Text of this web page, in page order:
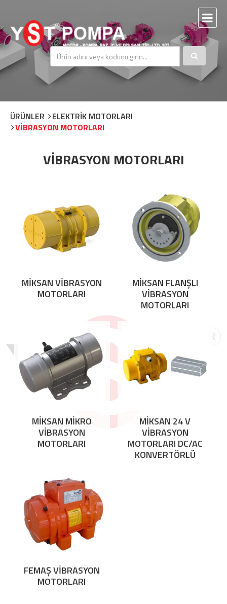
ÜRÜNLER
ELEKTRİK MOTORLARI
VİBRASYON MOTORLARI
VİBRASYON MOTORLARI
MİKSAN VİBRASYON
MOTORLARI
MİKSAN FLANŞLI
VİBRASYON
MOTORLARI
MİKSAN MİKRO
VİBRASYON
MOTORLARI
MİKSAN 24 V
VİBRASYON
MOTORLARI DC/AC
KONVERTÖRLÜ
FEMAŞ VİBRASYON
MOTORLARI